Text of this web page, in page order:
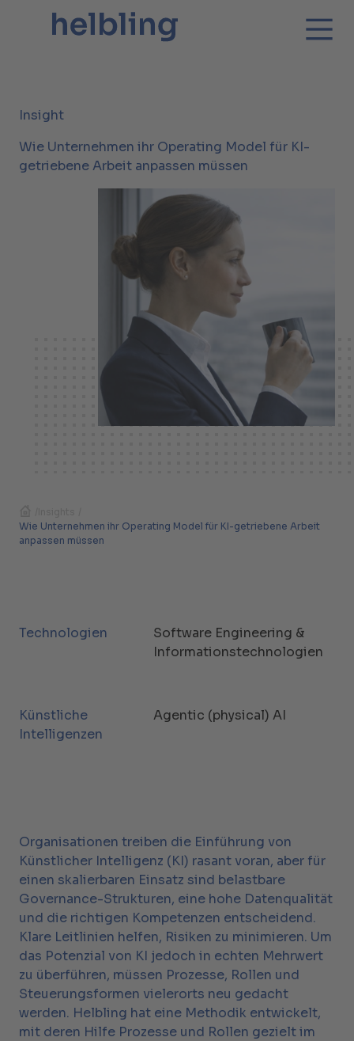
Insight
Wie Unternehmen ihr Operating Model für KI-
getriebene Arbeit anpassen müssen
Wie Unternehmen ihr Operating Model für KI-getriebene Arbeit
anpassen müssen
Technologien
Software Engineering &
Informationstechnologien
Künstliche
Intelligenzen
Agentic (physical) AI
Organisationen treiben die Einführung von
Künstlicher Intelligenz (KI) rasant voran, aber für
einen skalierbaren Einsatz sind belastbare
Governance-Strukturen, eine hohe Datenqualität
und die richtigen Kompetenzen entscheidend.
Klare Leitlinien helfen, Risiken zu minimieren. Um
das Potenzial von KI jedoch in echten Mehrwert
zu überführen, müssen Prozesse, Rollen und
Steuerungsformen vielerorts neu gedacht
werden. Helbling hat eine Methodik entwickelt,
mit deren Hilfe Prozesse und Rollen gezielt im